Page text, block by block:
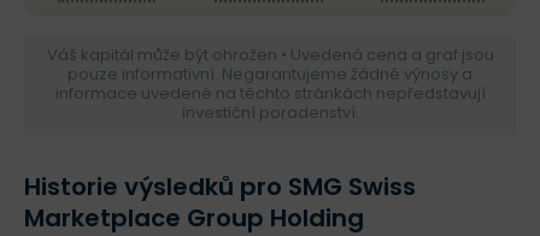
Váš kapitál může být ohrožen • Uvedená cena a graf jsou
pouze informativní. Negarantujeme žádné výnosy a
informace uvedené na těchto stránkách nepředstavují
investiční poradenství.
Historie výsledků pro SMG Swiss
Marketplace Group Holding